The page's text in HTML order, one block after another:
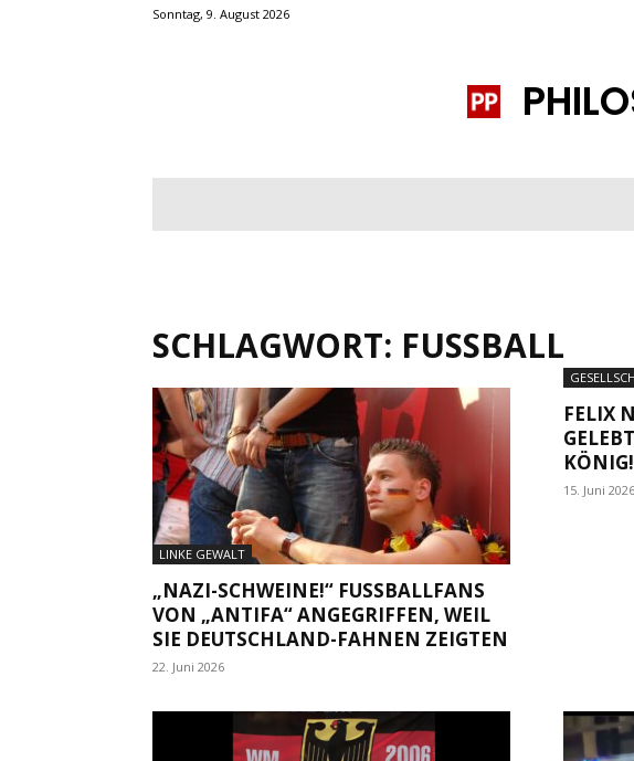
Sonntag, 9. August 2026
SCHLAGWORT: FUSSBALL
LINKE GEWALT
„NAZI-SCHWEINE!“ FUSSBALLFANS V
ON „ANTIFA“ ANGEGRIFFEN, WEIL S
IE DEUTSCHLAND-FAHNEN ZEIGTEN
22. Juni 2026
FELIX
KÖNIG!
15. Juni 2026